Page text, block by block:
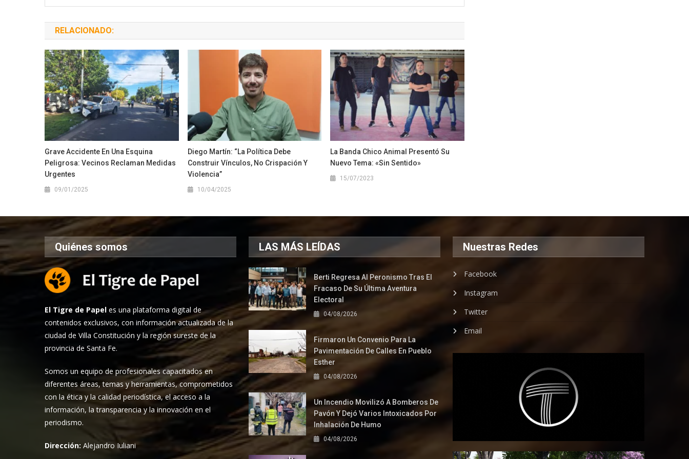
RELACIONADO:
Grave Accidente En Una Esquina
Peligrosa: Vecinos Reclaman Medidas
Urgentes
09/01/2025
Diego Martín: “La Política Debe
Construir Vínculos, No Crispación Y
Violencia”
10/04/2025
La Banda Chico Animal Presentó Su
Nuevo Tema: «Sin Sentido»
15/07/2023
Quiénes somos
El Tigre de Papel es una plataforma digital de
contenidos exclusivos, con información actualizada de la
ciudad de Villa Constitución y la región sureste de la
provincia de Santa Fe.
Somos un equipo de profesionales capacitados en
diferentes áreas, temas y herramientas, comprometidos
con la ética y la calidad periodística, el acceso a la
información, la transparencia y la innovación en el
periodismo.
Dirección:Alejandro Iuliani
LAS MÁS LEÍDAS
Berti Regresa Al Peronismo Tras El
Fracaso De Su Última Aventura
Electoral
04/08/2026
Firmaron Un Convenio Para La
Pavimentación De Calles En Pueblo
Esther
04/08/2026
Un Incendio Movilizó A Bomberos De
Pavón Y Dejó Varios Intoxicados Por
Inhalación De Humo
04/08/2026
Nuestras Redes
Facebook
Instagram
Twitter
Email